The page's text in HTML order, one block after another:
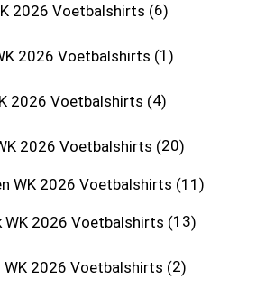
2026 Voetbalshirts 6
2026 Voetbalshirts 1
2026 Voetbalshirts 4
2026 Voetbalshirts 20
WK 2026 Voetbalshirts 11
WK 2026 Voetbalshirts 13
WK 2026 Voetbalshirts 2